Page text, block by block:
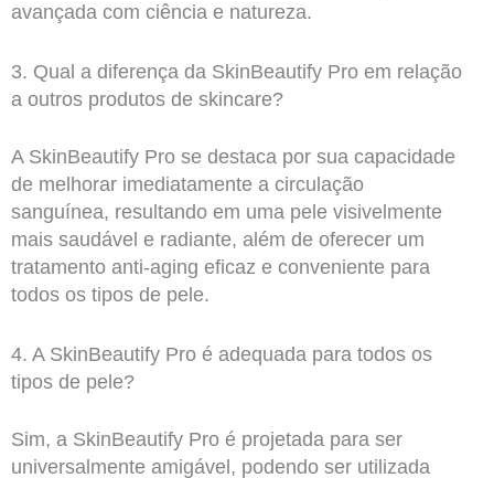
avançada com ciência e natureza.
3. Qual a diferença da SkinBeautify Pro em relação
a outros produtos de skincare?
A SkinBeautify Pro se destaca por sua capacidade
de melhorar imediatamente a circulação
sanguínea, resultando em uma pele visivelmente
mais saudável e radiante, além de oferecer um
tratamento anti-aging eficaz e conveniente para
todos os tipos de pele.
4. A SkinBeautify Pro é adequada para todos os
tipos de pele?
Sim, a SkinBeautify Pro é projetada para ser
universalmente amigável, podendo ser utilizada